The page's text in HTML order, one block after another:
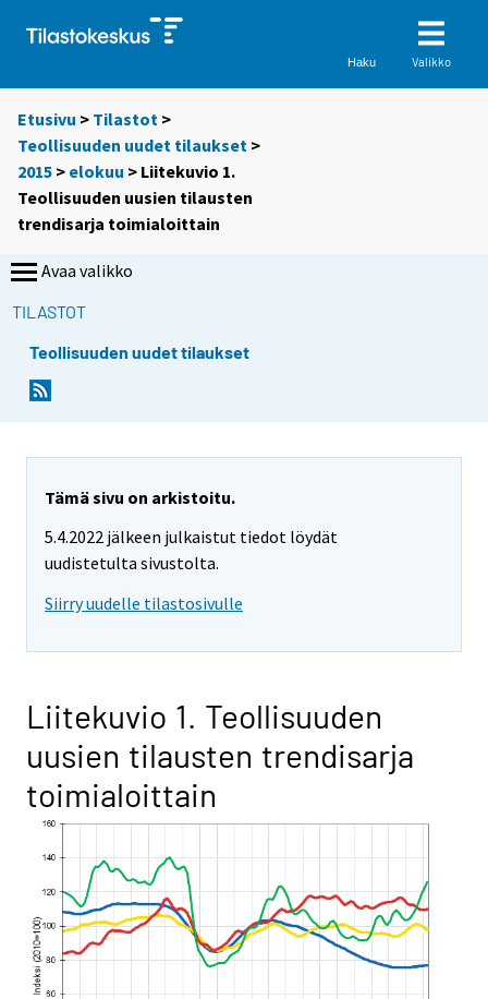
Haku Valikko
Etusivu > Tilastot >
Teollisuuden uudet tilaukset >
2015 > elokuu > Liitekuvio 1.
Teollisuuden uusien tilausten
trendisarja toimialoittain
Avaa valikko
TILASTOT
Teollisuuden uudet tilaukset
Tämä sivu on arkistoitu.
5.4.2022 jälkeen julkaistut tiedot löydät
uudistetulta sivustolta.
Siirry uudelle tilastosivulle
Liitekuvio 1. Teollisuuden
uusien tilausten trendisarja
toimialoittain